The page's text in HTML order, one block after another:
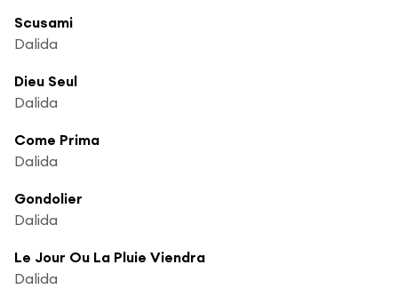
Scusami
Dalida
Dieu Seul
Dalida
Come Prima
Dalida
Gondolier
Dalida
Le Jour Ou La Pluie Viendra
Dalida